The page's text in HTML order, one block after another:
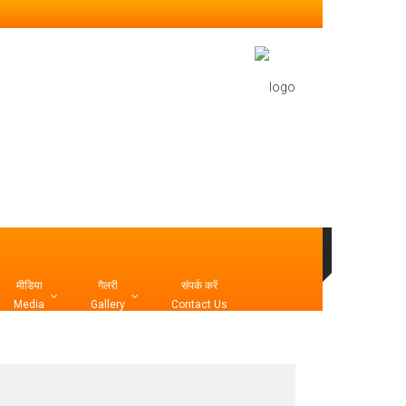
मीडिया
Media
गैलरी
Gallery
संपर्क करें
Contact Us